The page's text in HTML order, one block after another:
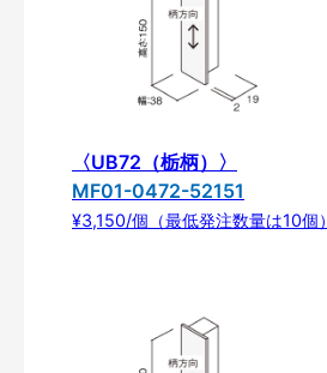
〈UB72（栃柄）〉
MF01-0472-52151
¥3,150/個（最低発注数量は10個）